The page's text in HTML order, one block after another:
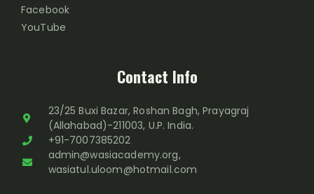
Contact Info
23/25 Buxi Bazar, Roshan Bagh, Prayagraj
(Allahabad)-211003, U.P. India.
+91-7007385202
admin@wasiacademy.org,
wasiatul.uloom@hotmail.com
Facebook
YouTube